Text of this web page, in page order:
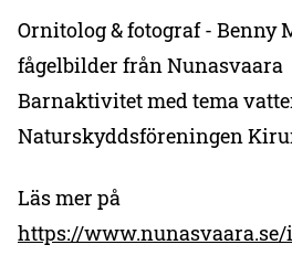
Ornitolog & fotograf - Benny
fågelbilder från Nunasvaara
Barnaktivitet med tema
Naturskyddsföreningen
Läs mer på
https://